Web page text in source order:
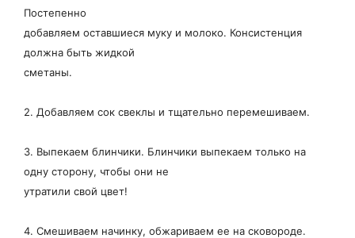
Постепенно
добавляем оставшиеся муку и молоко. Консистенция
должна быть жидкой
сметаны.
2. Добавляем сок свеклы и тщательно перемешиваем.
3. Выпекаем блинчики. Блинчики выпекаем только на
одну сторону, чтобы они не
утратили свой цвет!
4. Смешиваем начинку, обжариваем ее на сковороде.